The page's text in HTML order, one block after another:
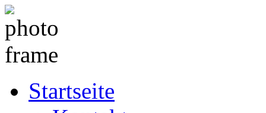
Startseite